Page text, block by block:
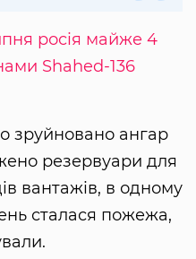
росія майже 4
Shahed-136
зруйновано ангар
резервуари для
вантажів, в одному
сталася пожежа,